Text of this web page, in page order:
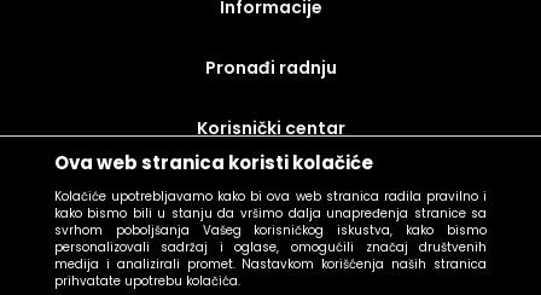
Ova web stranica koristi kolačiće
Kolačiće upotrebljavamo kako bi ova web stranica radila pravilno i
kako bismo bili u stanju da vršimo dalja unapređenja stranice sa
svrhom poboljšanja Vašeg korisničkog iskustva, kako bismo
personalizovali sadržaj i oglase, omogućili značaj društvenih
medija i analizirali promet. Nastavkom korišćenja naših stranica
prihvatate upotrebu kolačića.
Informacije
Pronađi radnju
korisnički centar
uslovi prodaje